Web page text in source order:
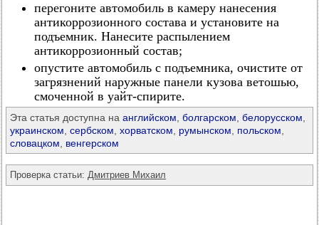
перегоните автомобиль в камеру нанесения
антикоррозионного состава и установите на
подъемник. Нанесите распылением
антикоррозионный состав;
опустите автомобиль с подъемника, очистите от
загрязнений наружные панели кузова ветошью,
смоченной в уайт-спирите.
Эта статья доступна на английском болгарском белорусском
украинском сербском хорватском румынском польском
словацком
венгерском
Проверка статьи: Дмитриев Михаил